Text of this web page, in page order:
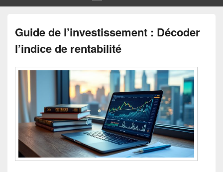
Guide de l’investissement : Décoder
l’indice de rentabilité